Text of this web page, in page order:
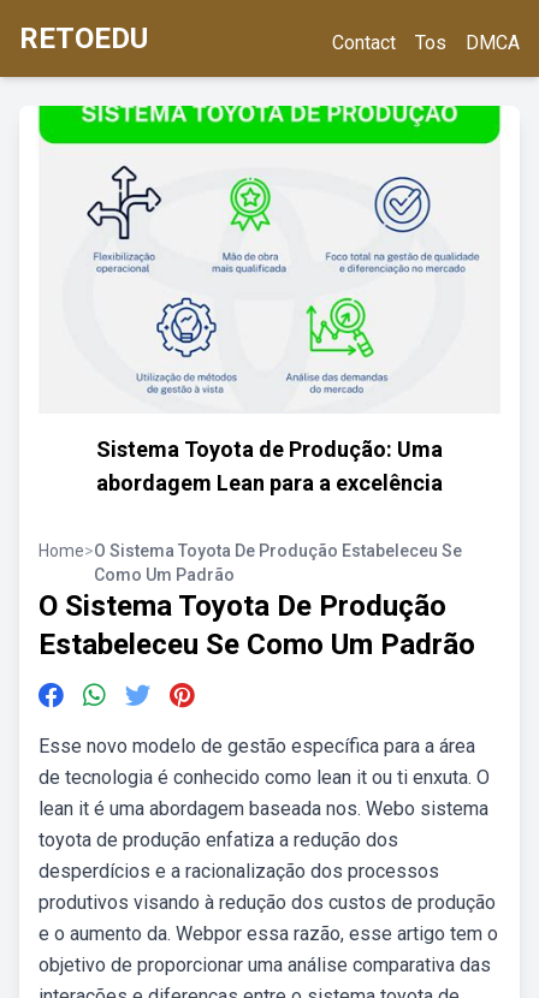
RETOEDU Contact Tos DMCA
Sistema Toyota de Produção: Uma
abordagem Lean para a excelência
Home>O Sistema Toyota De Produção Estabeleceu Se
Como Um Padrão
O Sistema Toyota De Produção
Estabeleceu Se Como Um Padrão
Esse novo modelo de gestão específica para a área
de tecnologia é conhecido como lean it ou ti enxuta. O
lean it é uma abordagem baseada nos. Webo sistema
toyota de produção enfatiza a redução dos
desperdícios e a racionalização dos processos
produtivos visando à redução dos custos de produção
e o aumento da. Webpor essa razão, esse artigo tem o
objetivo de proporcionar uma análise comparativa das